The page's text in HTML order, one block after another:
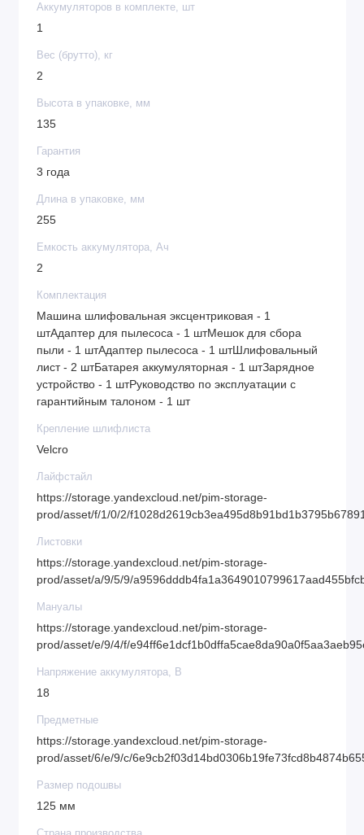
Аккумуляторов в комплекте, шт
1
Вес (брутто), кг
2
Высота в упаковке, мм
135
Гарантия
3 года
Длина в упаковке, мм
255
Емкость аккумулятора, Ач
2
Комплектация
Машина шлифовальная эксцентриковая - 1
штАдаптер для пылесоса - 1 штМешок для сбора
пыли - 1 штАдаптер пылесоса - 1 штШлифовальный
лист - 2 штБатарея аккумуляторная - 1 штЗарядное
устройство - 1 штРуководство по эксплуатации с
гарантийным талоном - 1 шт
Крепление шлифлиста
Velcro
Лайфстайл
https://storage.yandexcloud.net/pim-storage-
prod/asset/f/1/0/2/
Листовки
https://storage.yandexcloud.net/pim-storage-
prod/asset/a/9/5/9/
Мануалы
https://storage.yandexcloud.net/pim-storage-
prod/asset/e/9/4/f/
Напряжение аккумулятора, В
18
Предметные
https://storage.yandexcloud.net/pim-storage-
prod/asset/6/e/9/c/
Размер подошвы
125 мм